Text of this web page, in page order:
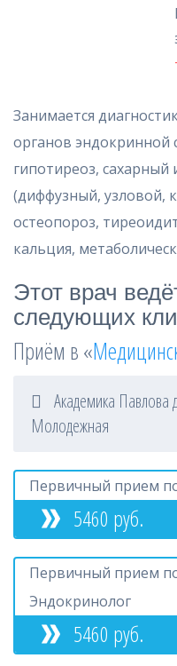
Занимается
органов эндокринной
гипотиреоз, сахарный
(диффузный, узловой,
остеопороз,
кальция,
Этот врач
следующих
Приём в «
Академика Павлова
Молодежная
Первичный прием
5460 руб.
Первичный прием
Эндокринолог
5460 руб.